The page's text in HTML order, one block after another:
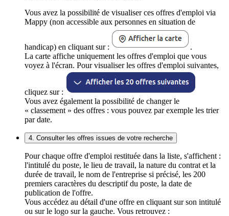
Vous avez la possibilité de visualiser ces offres d'emploi via
Mappy (non accessible aux personnes en situation de
handicap) en cliquant sur :
.
La carte affiche uniquement les offres d'emploi que vous
voyez à l'écran. Pour visualiser les offres d'emploi suivantes,
cliquez sur :
Vous avez également la possibilité de changer le
« classement » des offres : vous pouvez par exemple les trier
par date.
4. Consulter les offres issues de votre recherche
Pour chaque offre d'emploi restituée dans la liste, s'affichent :
l'intitulé du poste, le lieu de travail, la nature du contrat et la
durée de travail, le nom de l'entreprise si précisé, les 200
premiers caractères du descriptif du poste, la date de
publication de l'offre.
Vous accédez au détail d'une offre en cliquant sur son intitulé
ou sur le logo sur la gauche. Vous retrouvez :